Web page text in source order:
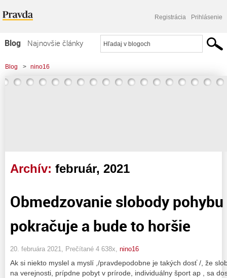
Registrácia Prihlásenie
Blog
Najnovšie články
Najčítanejšie články
Najkomentovanejšie články
Blog > nino16
> Obmedzovanie slobody pohybu na Slovensku pokračuje a bude to horšie
Archív: február, 2021
Obmedzovanie slobody
pokračuje a bude to horšie
20. februára 2021, Prečítané 4 638x, nino16
Ak si niekto myslel a myslí ,/pravdepodobne je takých dosť /, že
na verejnosti, prípdne pobyt v prírode, individuálny šport ap , sa